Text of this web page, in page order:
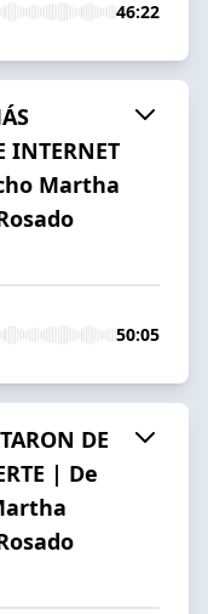
46:22
INTERNET
Martha
50:05
DE
| De